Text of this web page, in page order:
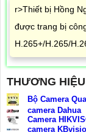
r>Thiết bị Hồng
được trang bị
H.265+/H.265/
THƯƠNG
Bộ Camera
camera Dahua
Camera
camera